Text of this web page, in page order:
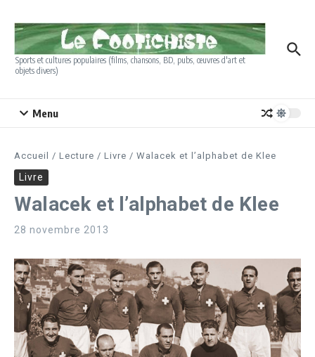
Sports et cultures populaires (films, chansons, BD, pubs, œuvres d'art et
objets divers)
Menu
Accueil / Lecture / Livre / Walacek et l’alphabet de Klee
Livre
Walacek et l’alphabet de Klee
28 novembre 2013